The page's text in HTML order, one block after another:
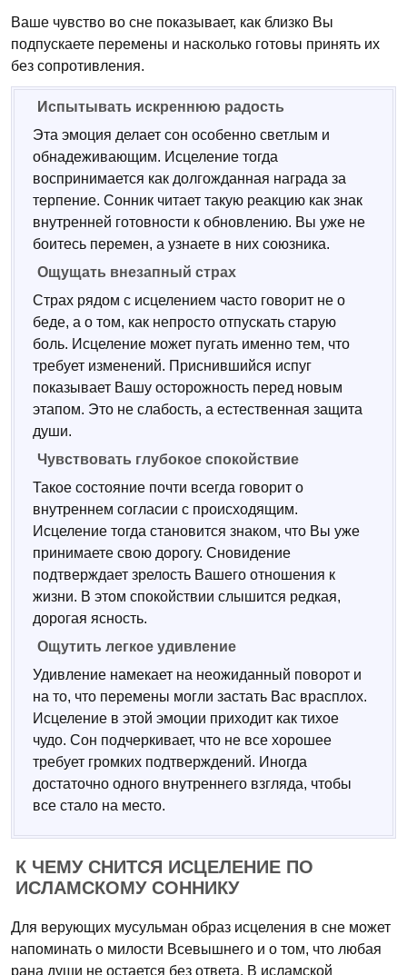
Ваше чувство во сне показывает, как близко Вы
подпускаете перемены и насколько готовы принять их
без сопротивления.
Испытывать искреннюю радость
Эта эмоция делает сон особенно светлым и
обнадеживающим. Исцеление тогда
воспринимается как долгожданная награда за
терпение. Сонник читает такую реакцию как знак
внутренней готовности к обновлению. Вы уже не
боитесь перемен, а узнаете в них союзника.
Ощущать внезапный страх
Страх рядом с исцелением часто говорит не о
беде, а о том, как непросто отпускать старую
боль. Исцеление может пугать именно тем, что
требует изменений. Приснившийся испуг
показывает Вашу осторожность перед новым
этапом. Это не слабость, а естественная защита
души.
Чувствовать глубокое спокойствие
Такое состояние почти всегда говорит о
внутреннем согласии с происходящим.
Исцеление тогда становится знаком, что Вы уже
принимаете свою дорогу. Сновидение
подтверждает зрелость Вашего отношения к
жизни. В этом спокойствии слышится редкая,
дорогая ясность.
Ощутить легкое удивление
Удивление намекает на неожиданный поворот и
на то, что перемены могли застать Вас врасплох.
Исцеление в этой эмоции приходит как тихое
чудо. Сон подчеркивает, что не все хорошее
требует громких подтверждений. Иногда
достаточно одного внутреннего взгляда, чтобы
все стало на место.
К ЧЕМУ СНИТСЯ ИСЦЕЛЕНИЕ ПО
ИСЛАМСКОМУ СОННИКУ
Для верующих мусульман образ исцеления в сне может
напоминать о милости Всевышнего и о том, что любая
рана души не остается без ответа. В исламской